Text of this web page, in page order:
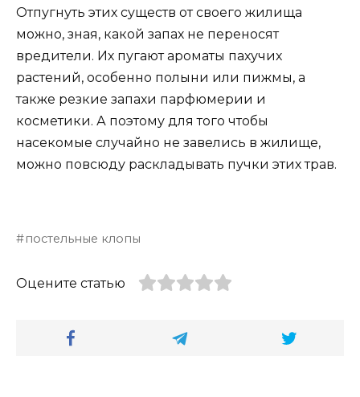
Отпугнуть этих существ от своего жилища
можно, зная, какой запах не переносят
вредители. Их пугают ароматы пахучих
растений, особенно полыни или пижмы, а
также резкие запахи парфюмерии и
косметики. А поэтому для того чтобы
насекомые случайно не завелись в жилище,
можно повсюду раскладывать пучки этих трав.
постельные клопы
Оцените статью